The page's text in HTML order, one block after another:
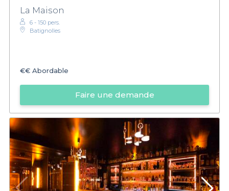
La Maison
6 - 150 pers.
Batignolles
€€ Abordable
Faire une demande